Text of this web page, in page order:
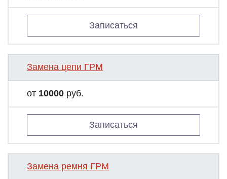
Записаться
Замена цепи ГРМ
от 10000 руб.
Записаться
Замена ремня ГРМ